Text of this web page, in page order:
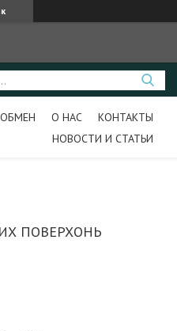
О НАС
КОНТАКТЫ
НОВОСТИ И СТАТЬИ
ПОВЕРХОНЬ